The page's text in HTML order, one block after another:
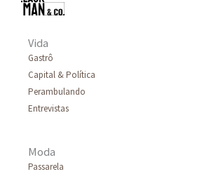
Vida
Gastrô
Capital & Política
Perambulando
Entrevistas
Moda
Passarela